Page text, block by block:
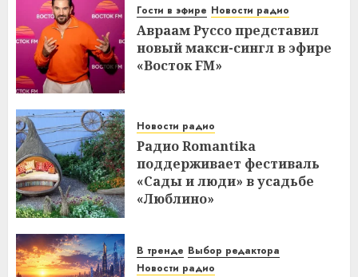
Гости в эфире Новости радио
Авраам Руссо представил
новый макси-сингл в эфире
«Восток FM»
Новости радио
Радио Romantika
поддерживает фестиваль
«Сады и люди» в усадьбе
«Люблино»
В тренде Выбор редактора
Новости радио